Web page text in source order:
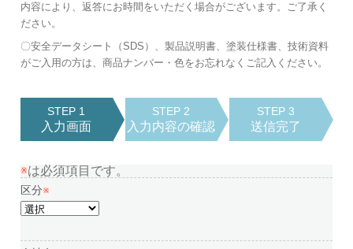
内容により、返答にお時間をいただく場合がございます。ご了承く
ださい。
〇安全データシート（SDS）、製品説明書、塗装仕様書、技術資料
がご入用の方は、商品ナンバー・色をお忘れなくご記入ください。
STEP 1
入力画面
STEP 2
入力内容の確認
STEP 3
送信完了
※は必須項目です。
区分※